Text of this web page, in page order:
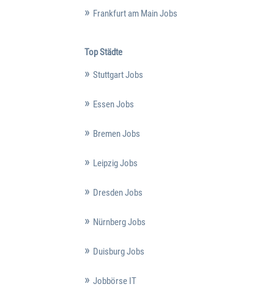
Frankfurt am Main Jobs
Top Städte
Stuttgart Jobs
Essen Jobs
Bremen Jobs
Leipzig Jobs
Dresden Jobs
Nürnberg Jobs
Duisburg Jobs
Jobbörse IT